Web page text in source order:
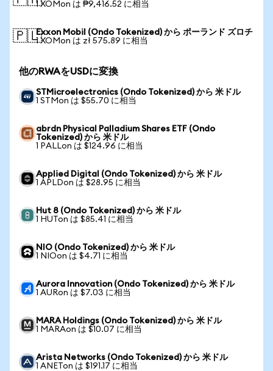
1 XOMon は ₱9,416.52 に相当
🇵🇱Exxon Mobil (Ondo Tokenized) から ポーランド ズロチ
1 XOMon は zł 575.89 に相当
他のRWAをUSDに変換
STMicroelectronics (Ondo Tokenized) から 米ドル
1 STMon は $55.70 に相当
abrdn Physical Palladium Shares ETF (Ondo
Tokenized) から 米ドル
1 PALLon は $124.96 に相当
Applied Digital (Ondo Tokenized) から 米ドル
1 APLDon は $28.95 に相当
Hut 8 (Ondo Tokenized) から 米ドル
1 HUTon は $85.41 に相当
NIO (Ondo Tokenized) から 米ドル
1 NIOon は $4.71 に相当
Aurora Innovation (Ondo Tokenized) から 米ドル
1 AURon は $7.03 に相当
MARA Holdings (Ondo Tokenized) から 米ドル
1 MARAon は $10.07 に相当
Arista Networks (Ondo Tokenized) から 米ドル
1 ANETon は $191.17 に相当